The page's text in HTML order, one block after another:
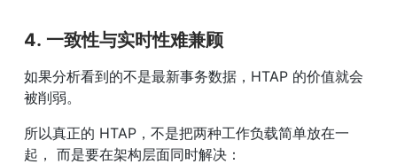
4. 一致性与实时性难兼顾
如果分析看到的不是最新事务数据，HTAP 的价值就会
被削弱。
所以真正的 HTAP，不是把两种工作负载简单放在一
起， 而是要在架构层面同时解决：